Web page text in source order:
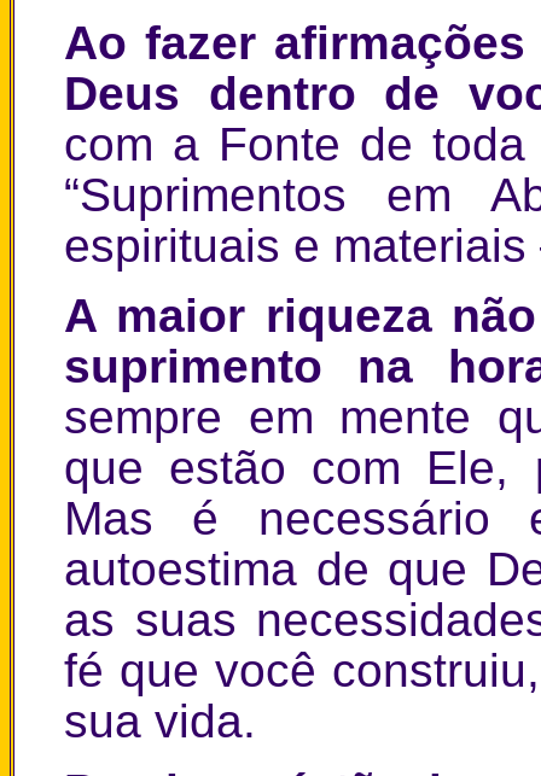
Ao fazer
Deus dentro de
com a Fonte de
“Suprimentos em
espirituais e
A maior riqueza
suprimento na
sempre em mente
que estão com Ele,
Mas é
autoestima de que
as suas
fé que você
sua vida.